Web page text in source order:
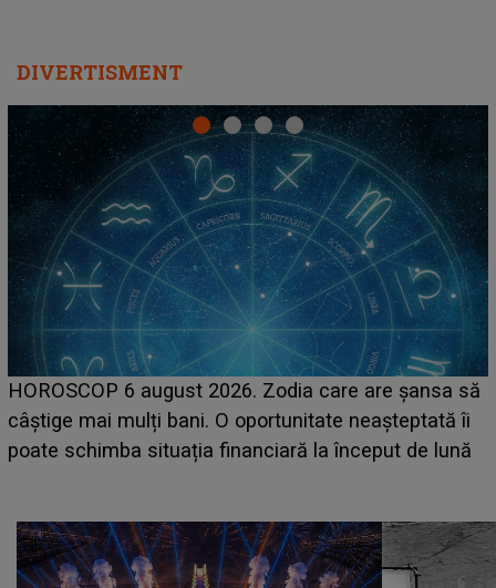
DIVERTISMENT
LINE-UP UNTOLD ONE, prima zi. Cine sunt artiștii
care deschid festivalul și de la ce ore au loc cele mai
așteptate concerte pe scena principală?